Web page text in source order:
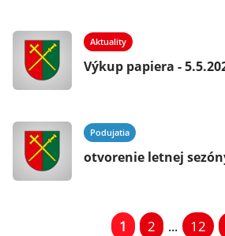
Aktuality
Výkup papiera -
Podujatia
otvorenie letnej
1 2 ... 12